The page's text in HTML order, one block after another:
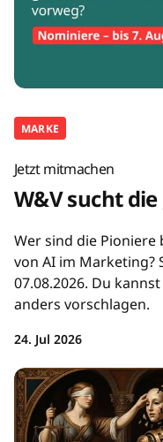
MARKE
Jetzt mitmachen
W&V sucht die
Wer sind die Pioniere
von AI im Marketing?
07.08.2026. Du
anders vorschlagen.
24. Jul 2026